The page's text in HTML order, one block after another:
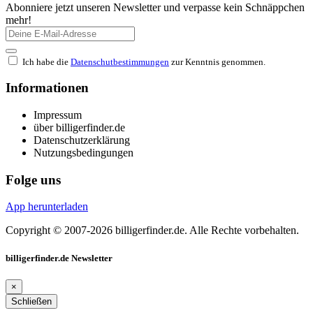
Abonniere jetzt unseren Newsletter und verpasse kein Schnäppchen
mehr!
Ich habe die Datenschutbestimmungen zur Kenntnis genommen.
Informationen
Impressum
über billigerfinder.de
Datenschutzerklärung
Nutzungsbedingungen
Folge uns
App herunterladen
Copyright © 2007-2026 billigerfinder.de. Alle Rechte vorbehalten.
billigerfinder.de Newsletter
×
Schließen